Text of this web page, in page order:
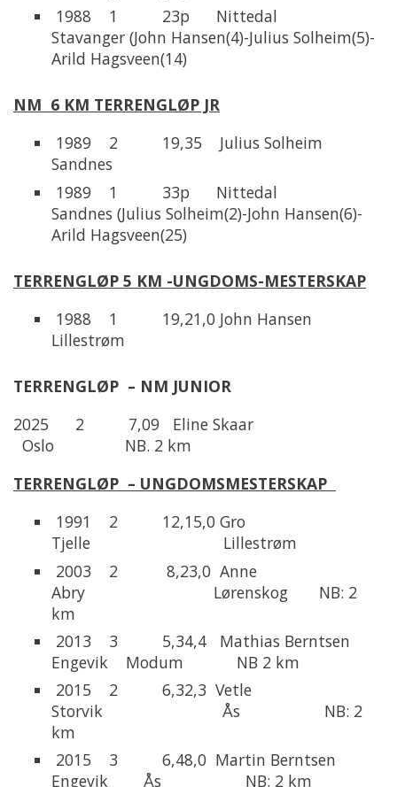
1988 1 23p Nittedal
Stavanger (John Hansen(4)-Julius Solheim(5)-
Arild Hagsveen(14)
NM 6 KM TERRENGLØP JR
1989 2 19,35 Julius Solheim
Sandnes
1989 1 33p Nittedal
Sandnes (Julius Solheim(2)-John Hansen(6)-
Arild Hagsveen(25)
TERRENGLØP 5 KM -UNGDOMS-MESTERSKAP
1988 1 19,21,0 John Hansen
Lillestrøm
TERRENGLØP – NM JUNIOR
2025 2 7,09 Eline Skaar
Oslo NB. 2 km
TERRENGLØP – UNGDOMSMESTERSKAP
1991 2 12,15,0 Gro
Tjelle Lillestrøm
2003 2 8,23,0 Anne
Abry Lørenskog NB: 2
km
2013 3 5,34,4 Mathias Berntsen
Engevik Modum NB 2 km
2015 2 6,32,3 Vetle
Storvik Ås NB: 2
km
2015 3 6,48,0 Martin Berntsen
Engevik Ås NB: 2 km